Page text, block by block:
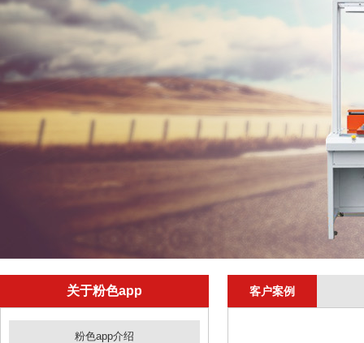
关于粉色app
粉色app介绍
客户案例